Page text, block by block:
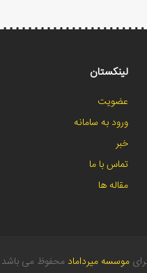
لینکستان
عضویت
ورود به سامانه
خبر
تماس با ما
مقاله ها
موسسه میرداماد محفوظ می باشد